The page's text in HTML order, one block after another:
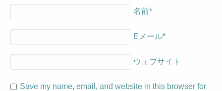
名前*
Eメール*
ウェブサイト
Save my name, email, and website in this browser for